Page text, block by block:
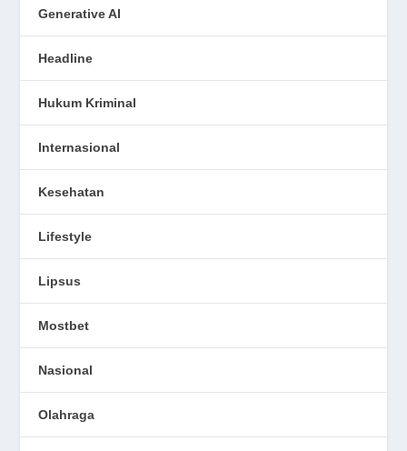
Generative AI
Headline
Hukum Kriminal
Internasional
Kesehatan
Lifestyle
Lipsus
Mostbet
Nasional
Olahraga